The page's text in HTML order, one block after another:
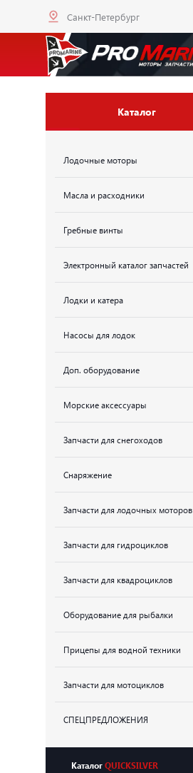
Санкт-Петербург
Каталог
Лодочные моторы
Масла и расходники
Гребные винты
Электронный каталог запчастей
Лодки и катера
Насосы для лодок
Доп. оборудование
Морские аксессуары
Запчасти для снегоходов
Снаряжение
Запчасти для лодочных моторов
Запчасти для гидроциклов
Запчасти для квадроциклов
Оборудование для рыбалки
Прицепы для водной техники
Запчасти для мотоциклов
СПЕЦПРЕДЛОЖЕНИЯ
КаталогQUICKSILVER